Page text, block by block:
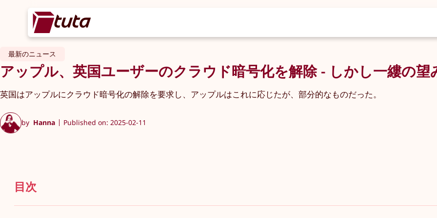
最新のニュース
アップル、英国ユーザーのクラウド暗号化を解除 - しかし一縷の望
英国はアップルにクラウド暗号化の解除を要求し、アップルはこれに応じたが、部分的なものだった。
by Hanna Published on: 2025-02-11
目次